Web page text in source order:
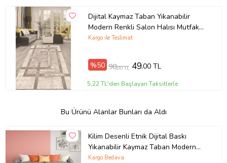
Dijital Kaymaz Taban Yıkanabilir
Modern Renkli Salon Halısı Mutfak
Halısı Yolluk ND-HT-94 (Kahverengi)
Kargo ile Teslimat
%50 98,00 TL 49,00 TL
5,22 TL'den Başlayan Taksitlerle
Bu Ürünü Alanlar Bunları da Aldı
Kilim Desenli Etnik Dijital Baskı
Yıkanabilir Kaymaz Taban Modern
Salon Halı ve Yolluk (Kırmızı)
Kargo Bedava